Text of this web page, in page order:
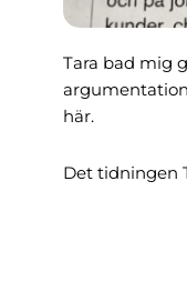
Tara bad mig
här.
Det tidningen